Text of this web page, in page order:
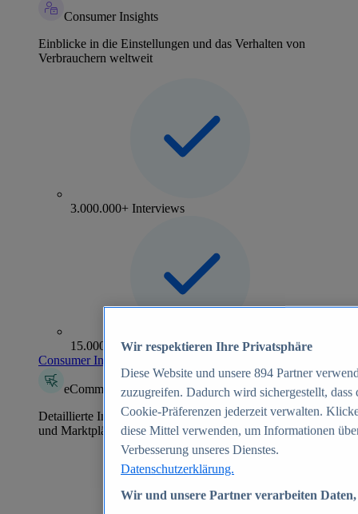
Consumer Insights
Einblicke in die Einstellungen und das Verhalten von
Verbrauchern weltweit
3.000.000+ Interviews
15.000+ Marken
Consumer Insights entdecken
eCommerce Insights
Detaillierte Informationen zu mehr als 39.000 Online-Shops
und Marktplätzen
Wir respektieren Ihre Privatsphäre
Diese Website und unsere 894 Partner
zuzugreifen. Dadurch wird sichergestellt,
Cookie-Präferenzen jederzeit verwalten.
diese Mittel verwenden, um Informationen
Verbesserung unseres Dienstes.
Datenschutzerklärung.
Wir und unsere Partner verarbeiten